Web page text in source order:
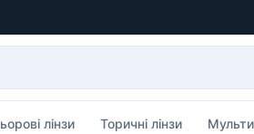
лінзи Торичні лінзи